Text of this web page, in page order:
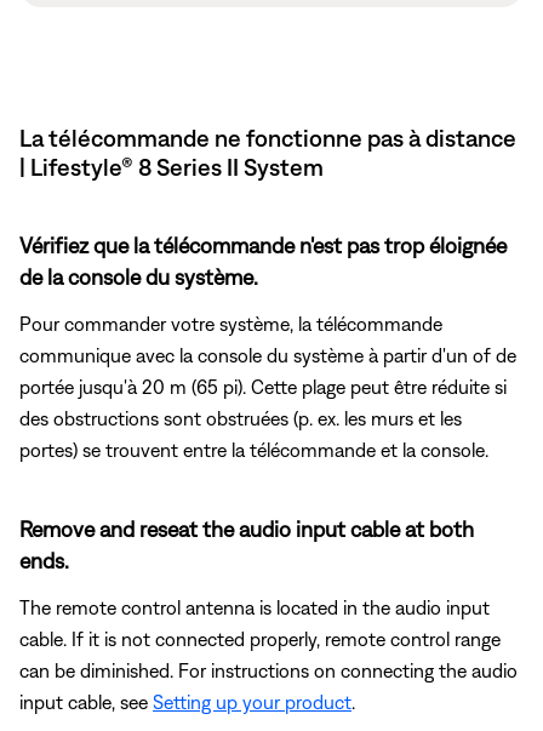
La télécommande ne fonctionne pas à distance
| Lifestyle® 8 Series II System
Vérifiez que la télécommande n'est pas trop éloignée
de la console du système.
Pour commander votre système, la télécommande
communique avec la console du système à partir d'un of de
portée jusqu'à 20 m (65 pi). Cette plage peut être réduite si
des obstructions sont obstruées (p. ex. les murs et les
portes) se trouvent entre la télécommande et la console.
Remove and reseat the audio input cable at both
ends.
The remote control antenna is located in the audio input
cable. If it is not connected properly, remote control range
can be diminished. For instructions on connecting the audio
input cable, see Setting up your product.